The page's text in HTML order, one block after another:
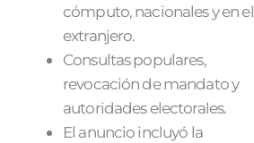
cómputo, nacionales y en el
extranjero.
Consultas populares,
revocación de mandato y
autoridades electorales.
El anuncio incluyó la